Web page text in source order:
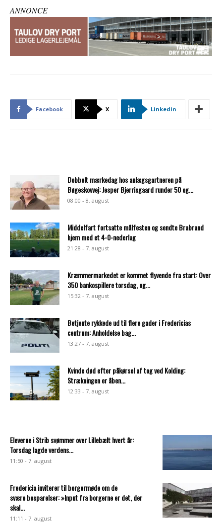
ANNONCE
Facebook X Linkedin
Dobbelt mærkedag hos anlægsgartneren på
Bøgeskovvej: Jesper Bjerrisgaard runder 50 og...
08:00 - 8. august
Middelfart fortsatte målfesten og sendte Brabrand
hjem med et 4-0-nederlag
21:28 - 7. august
Kræmmermarkedet er kommet flyvende fra start: Over
350 bankospillere torsdag, og...
15:32 - 7. august
Betjente rykkede ud til flere gader i Fredericias
centrum: Anholdelse bag...
13:27 - 7. august
Kvinde død efter påkørsel af tog ved Kolding:
Strækningen er åben...
12:33 - 7. august
Eleverne i Strib svømmer over Lillebælt hvert år:
Torsdag lagde verdens...
11:50 - 7. august
Fredericia inviterer til borgermøde om de
svære besparelser: »Input fra borgerne er det, der
skal...
11:11 - 7. august